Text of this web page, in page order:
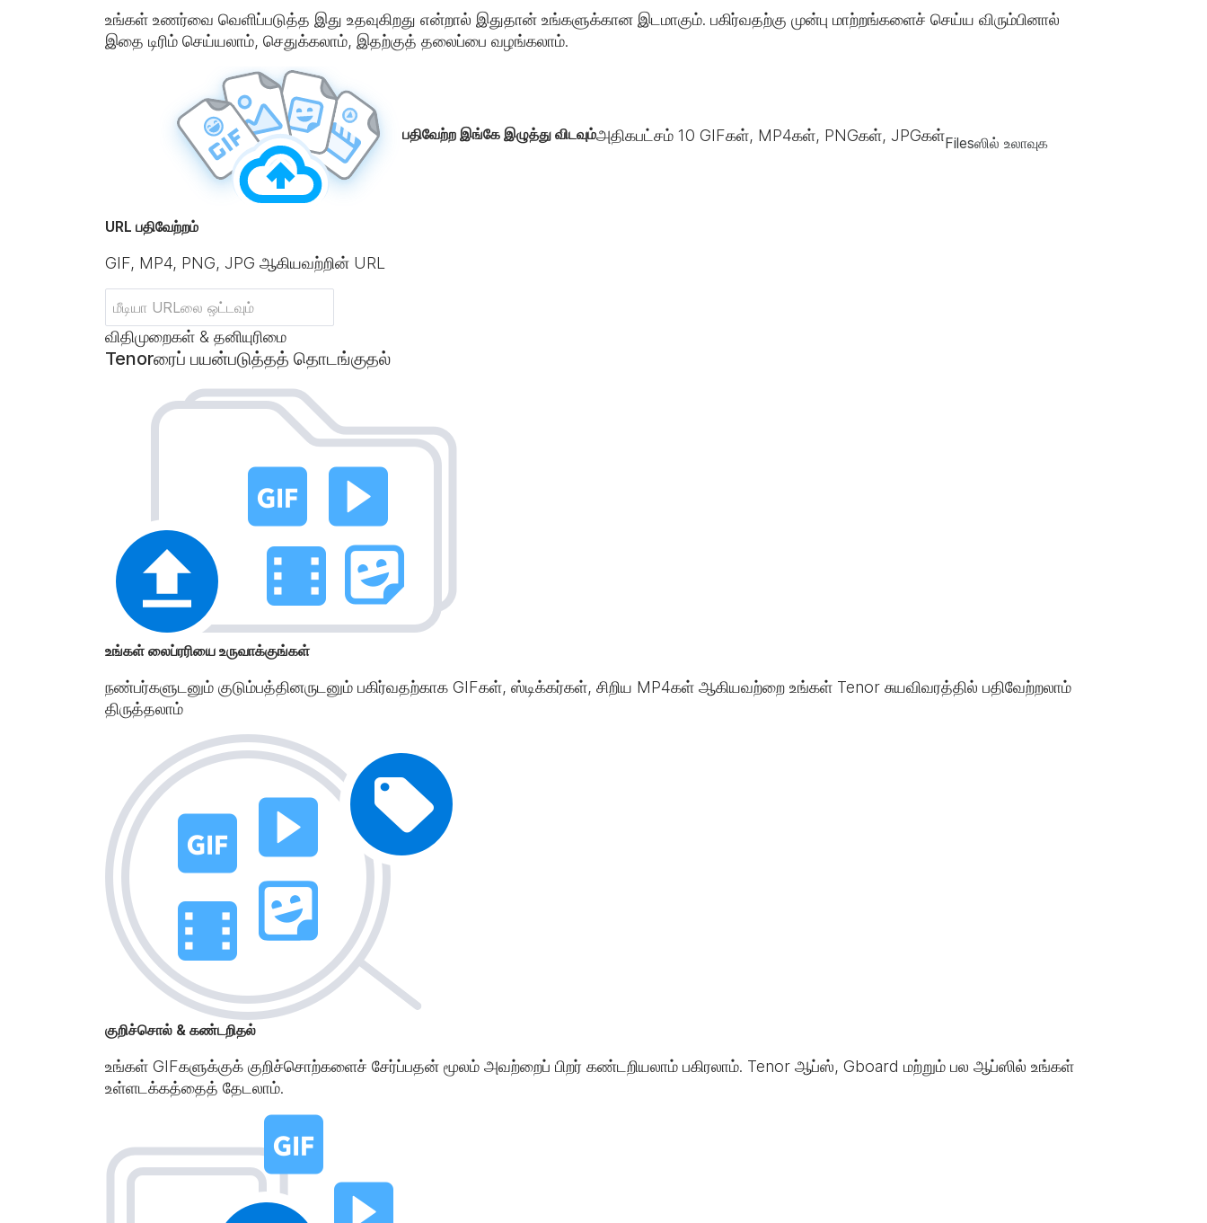
உங்கள் உணர்வை வெளிப்படுத்த இது உதவுகிறது என்றால் இதுதான் உங்களுக்கான இடமாகும். பகிர்வதற்கு முன்பு மாற்றங்களைச் செய்ய விரும்பினால்
இதை டிரிம் செய்யலாம், செதுக்கலாம், இதற்குத் தலைப்பை வழங்கலாம்.
பதிவேற்ற இங்கே இழுத்து விடவும்அதிகபட்சம் 10 GIFகள், MP4கள், PNGகள், JPGகள்Filesஸில் உலாவுக
URL பதிவேற்றம்
GIF, MP4, PNG, JPG ஆகியவற்றின் URL
விதிமுறைகள் & தனியுரிமை
Tenorரைப் பயன்படுத்தத் தொடங்குதல்
உங்கள் லைப்ரரியை உருவாக்குங்கள்
நண்பர்களுடனும் குடும்பத்தினருடனும் பகிர்வதற்காக GIFகள், ஸ்டிக்கர்கள், சிறிய MP4கள் ஆகியவற்றை உங்கள் Tenor சுயவிவரத்தில் பதிவேற்றலாம்
திருத்தலாம்
குறிச்சொல் & கண்டறிதல்
உங்கள் GIFகளுக்குக் குறிச்சொற்களைச் சேர்ப்பதன் மூலம் அவற்றைப் பிறர் கண்டறியலாம் பகிரலாம். Tenor ஆப்ஸ், Gboard மற்றும் பல ஆப்ஸில் உங்கள்
உள்ளடக்கத்தைத் தேடலாம்.